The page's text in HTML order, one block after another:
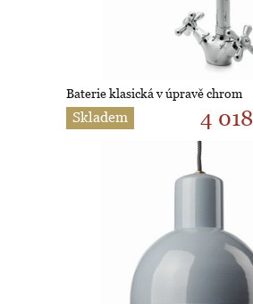
Baterie klasická v úpravě chrom
Skladem 4 018